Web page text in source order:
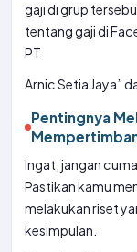
gaji di grup
tentang gaji di
PT.
Arnic Setia Jaya”
Pentingnya
Ingat, jangan
Pastikan kamu
melakukan riset
kesimpulan.